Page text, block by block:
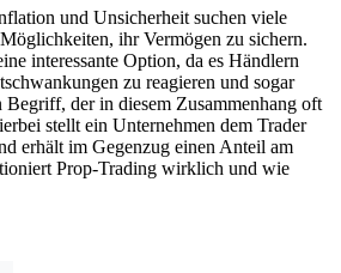
und Unsicherheit suchen viele
ihr Vermögen zu sichern.
interessante Option, da es Händlern
zu reagieren und sogar
der in diesem Zusammenhang oft
stellt ein Unternehmen dem Trader
erhält im Gegenzug einen Anteil am
Prop-Trading wirklich und wie